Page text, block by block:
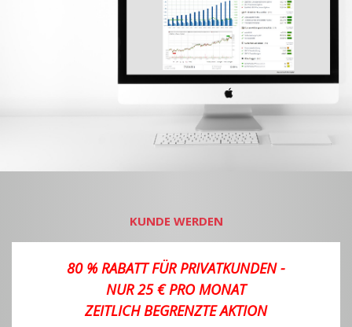
KUNDE WERDEN
80 % RABATT FÜR PRIVATKUNDEN -
NUR 25 € PRO MONAT
ZEITLICH BEGRENZTE AKTION